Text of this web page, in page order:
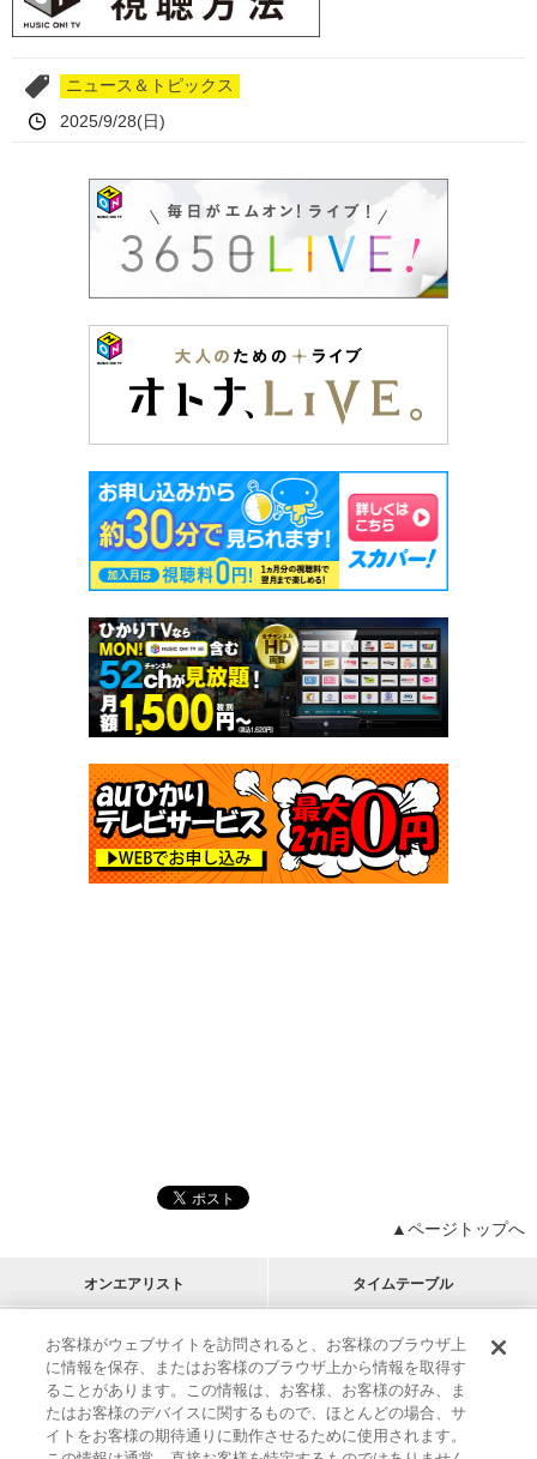
ニュース＆トピックス
2025/9/28(日)
▲ページトップへ
オンエアリスト タイムテーブル
プログラムリスト チャート
アーティストリスト
M-ON!
RECOMMEND
リクエスト
インフォメーション | プレゼント&ご招待
お客様がウェブサイトを訪問されると、お客様のブラウザ上
に情報を保存、またはお客様のブラウザ上から情報を取得す
ることがあります。この情報は、お客様、お客様の好み、ま
たはお客様のデバイスに関するもので、ほとんどの場合、サ
イトをお客様の期待通りに動作させるために使用されます。